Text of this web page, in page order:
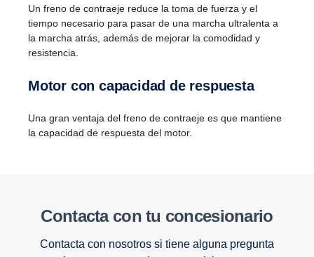
Retarder
Un freno de contraeje reduce la toma de fuerza y el
tiempo necesario para pasar de una marcha ultralenta a
la marcha atrás, además de mejorar la comodidad y
resistencia.
Motor con capacidad de respuesta
Una gran ventaja del freno de contraeje es que mantiene
la capacidad de respuesta del motor.
Contacta con tu conce­sio­nario
Contacta con nosotros si tiene alguna pregunta